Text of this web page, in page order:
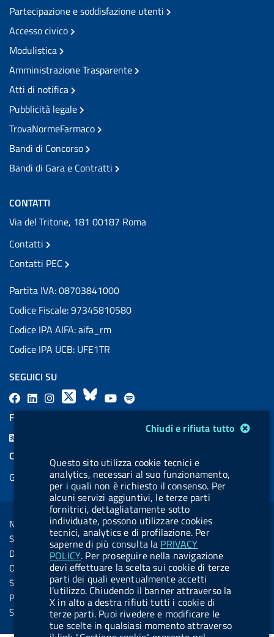
Chiudi e rifiuta tutto
Questo sito utilizza cookie tecnici e
analytics, necessari al suo funzionamento,
per i quali non è richiesto il consenso. Per
alcuni servizi aggiuntivi, le terze parti
fornitrici, dettagliatamente sotto
individuate, possono utilizzare cookies
tecnici, analytics e di profilazione. Per
saperne di più consulta la PRIVACY
POLICY. Per proseguire nella navigazione
devi effettuare la scelta sui cookie di terze
parti dei quali eventualmente accetti
l’utilizzo. Chiudendo il banner attraverso la
X in alto a destra rifiuti tutti i cookie di
terze parti. Puoi rivedere e modificare le
tue scelte in qualsiasi momento attraverso
Partecipazione e soddisfazione utenti
Accesso civico
Modulistica
Amministrazione Trasparente
Atti di notifica
Pubblicità legale
TrovaNormeFarmaco
Bandi di Concorso
Bandi di Gara e Contratti
CONTATTI
Via del Tritone, 181 00187 Roma
Contatti
Contatti PEC
Partita IVA: 08703841000
Codice Fiscale: 97345810580
Codice IPA AIFA: aifa_rm
Codice IPA UCB: UFE1TR
SEGUICI SU
F
a
L
i
a
l
.
b
u
t
t
o
n
.
i
n
X
B
l
s
k
y
Y
o
u
b
e
l
a
l
.
b
u
t
t
o
n
.
s
p
FEED RSS
COOKIES
Gestione cookie
Sezione Link Utili
Note legali
Social Media Policy
Dichiarazione di accessibilità
Obiettivi di accessibilità
Statistiche sito
Privacy
Servizi Online